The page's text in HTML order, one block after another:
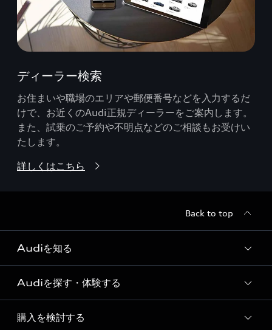
ディーラー検索
お住まいや職場のエリアや郵便番号などを入力するだ
けで、お近くのAudi正規ディーラーをご案内します。
また、試乗のご予約や不明点などのご相談もお受けい
たします。
詳しくはこちら
Back to top
Audiを知る
Audi ブランド
Story of Progress
Audiを探す・体験する
ディーラー検索
購入を検討する